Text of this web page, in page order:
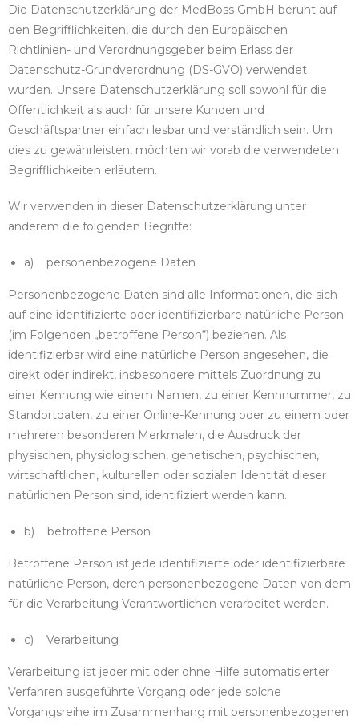
Die Datenschutzerklärung der MedBoss GmbH beruht auf
den Begrifflichkeiten, die durch den Europäischen
Richtlinien- und Verordnungsgeber beim Erlass der
Datenschutz-Grundverordnung (DS-GVO) verwendet
wurden. Unsere Datenschutzerklärung soll sowohl für die
Öffentlichkeit als auch für unsere Kunden und
Geschäftspartner einfach lesbar und verständlich sein. Um
dies zu gewährleisten, möchten wir vorab die verwendeten
Begrifflichkeiten erläutern.
Wir verwenden in dieser Datenschutzerklärung unter
anderem die folgenden Begriffe:
a) personenbezogene Daten
Personenbezogene Daten sind alle Informationen, die sich
auf eine identifizierte oder identifizierbare natürliche Person
(im Folgenden „betroffene Person“) beziehen. Als
identifizierbar wird eine natürliche Person angesehen, die
direkt oder indirekt, insbesondere mittels Zuordnung zu
einer Kennung wie einem Namen, zu einer Kennnummer, zu
Standortdaten, zu einer Online-Kennung oder zu einem oder
mehreren besonderen Merkmalen, die Ausdruck der
physischen, physiologischen, genetischen, psychischen,
wirtschaftlichen, kulturellen oder sozialen Identität dieser
natürlichen Person sind, identifiziert werden kann.
b) betroffene Person
Betroffene Person ist jede identifizierte oder identifizierbare
natürliche Person, deren personenbezogene Daten von dem
für die Verarbeitung Verantwortlichen verarbeitet werden.
c) Verarbeitung
Verarbeitung ist jeder mit oder ohne Hilfe automatisierter
Verfahren ausgeführte Vorgang oder jede solche
Vorgangsreihe im Zusammenhang mit personenbezogenen